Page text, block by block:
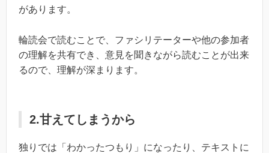
があります。
輪読会で読むことで、ファシリテーターや他の参加者
の理解を共有でき、意見を聞きながら読むことが出来
るので、理解が深まります。
2.甘えてしまうから
独りでは「わかったつもり」になったり、テキストに